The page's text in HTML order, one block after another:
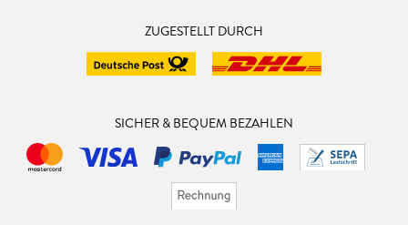
ZUGESTELLT DURCH
SICHER & BEQUEM BEZAHLEN